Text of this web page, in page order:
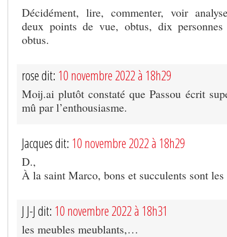
Décidément, lire, commenter, voir
deux points de vue, obtus, dix
obtus.
rose dit: 10 novembre 2022 à 18h29
Moij.ai plutôt constaté que Passou écrit
mû par l’enthousiasme.
Jacques dit: 10 novembre 2022 à 18h29
D.,
À la saint Marco, bons et succulents sont
J J-J dit: 10 novembre 2022 à 18h31
les meubles meublants,…